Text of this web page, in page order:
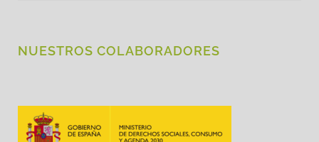
NUESTROS COLABORADORES